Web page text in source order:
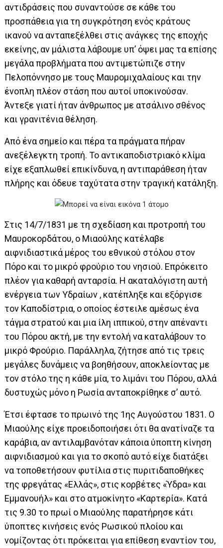
αντιδράσεις που συναντούσε σε κάθε του
προσπάθεια για τη συγκρότηση ενός κράτους
ικανού να ανταπεξέλθει στις ανάγκες της εποχής
εκείνης, αν μάλιστα λάβουμε υπ’ όψει μας τα επίσης
μεγάλα προβλήματα που αντιμετώπιζε στην
Πελοπόννησο με τους Μαυρομιχαλαίους και την
ένοπλη πλέον στάση που αυτοί υποκινούσαν.
Άντεξε γιατί ήταν άνθρωπος με ατσάλινο σθένος
και γρανιτένια θέληση.
Από ένα σημείο και πέρα τα πράγματα πήραν
ανεξέλεγκτη τροπή. Το αντικαποδιστριακό κλίμα
είχε εξαπλωθεί επικίνδυνα, η αντιπαράθεση ήταν
πλήρης και όδευε ταχύτατα στην τραγική κατάληξη.
Στις 14/7/1831 με τη σχεδίαση και προτροπή του
Μαυροκορδάτου, ο Μιαούλης κατέλαβε
αιφνιδιαστικά μέρος του εθνικού στόλου στον
Πόρο και το μικρό φρούριο του νησιού. Επρόκειτο
πλέον για καθαρή ανταρσία. Η ακαταλόγιστη αυτή
ενέργεια των Υδραίων , κατέπληξε και εξόργισε
τον Καποδίστρια, ο οποίος έστειλε αμέσως ένα
τάγμα στρατού και μια ίλη ιππικού, στην απέναντι
του Πόρου ακτή, με την εντολή να καταλάβουν το
μικρό Φρούριο. Παράλληλα, ζήτησε από τις τρεις
μεγάλες δυνάμεις να βοηθήσουν, αποκλείοντας με
τον στόλο της η κάθε μία, το λιμάνι του Πόρου, αλλά
δυστυχώς μόνο η Ρωσία ανταποκρίθηκε σ’ αυτό.
Έτσι έφτασε το πρωινό της 1ης Αυγούστου 1831. Ο
Μιαούλης είχε προειδοποιήσει ότι θα ανατίναζε τα
καράβια, αν αντιλαμβανόταν κάποια ύποπτη κίνηση
αιφνιδιασμού και για το σκοπό αυτό είχε διατάξει
να τοποθετήσουν φυτίλια στις πυριτιδαποθήκες
της φρεγάτας «Ελλάς», στις κορβέτες «Ύδρα» και
Εμμανουήλ» και στο ατμοκίνητο «Καρτερία». Κατά
τις 9.30 το πρωί ο Μιαούλης παρατήρησε κάτι
ύποπτες κινήσεις ενός Ρωσικού πλοίου και
νομίζοντας ότι πρόκειται για επίθεση εναντίον του,